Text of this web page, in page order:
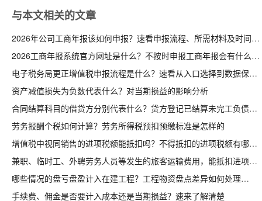
与本文相关的文章
2026年公司工商年报该如何申报？速看申报流程、所需材料及时间节点
2026工商年报系统官方网址是什么？不按时申报工商年报会有什么后果
电子税务局更正增值税申报流程是什么？速看从入口选择到数据保存
资产减值损失为负数代表什么？对当期损益的影响分析
合同结算科目的借贷方分别代表什么？贷方登记已结算未完工负债
劳务报酬个税如何计算？劳务所得税预扣预缴标准是怎样的
增值税中视同销售的进项税额能抵扣吗？不得抵扣的进项税额有哪些
兼职、临时工、外聘劳务人员等发生的旅客运输费用，能抵扣进项吗
哪些情况的盘亏盘盈计入在建工程？工程物资盘点差异如何处理
手续费、佣金是否要计入成本还是当期损益？速来了解清楚